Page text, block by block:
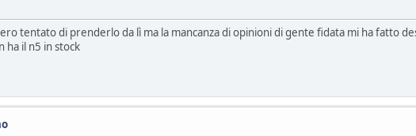
tentato di prenderlo da lì ma la mancanza di opinioni di gente fidata mi ha fatto
ha il n5 in stock